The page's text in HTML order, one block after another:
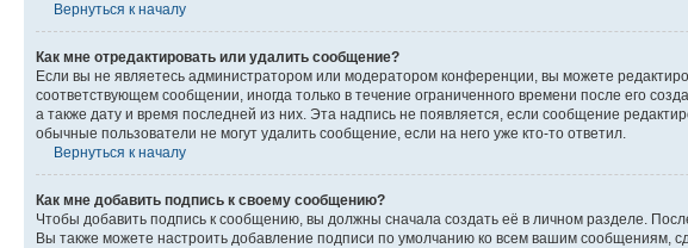
Вернуться к началу
Как мне отредактировать или удалить сообщение?
Если вы не являетесь администратором или модератором конференции, вы можете
соответствующем сообщении, иногда только в течение ограниченного времени после его
а также дату и время последней из них. Эта надпись не появляется, если сообщение
обычные пользователи не могут удалить сообщение, если на него уже кто-то ответил.
Вернуться к началу
Как мне добавить подпись к своему сообщению?
Чтобы добавить подпись к сообщению, вы должны сначала создать её в личном разделе.
Вы также можете настроить добавление подписи по умолчанию ко всем вашим сообщениям,